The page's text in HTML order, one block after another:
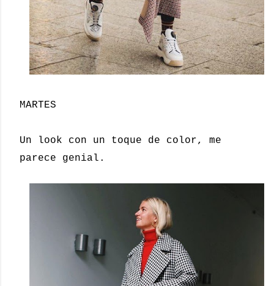
MARTES
Un look con un toque de color, me
parece genial.